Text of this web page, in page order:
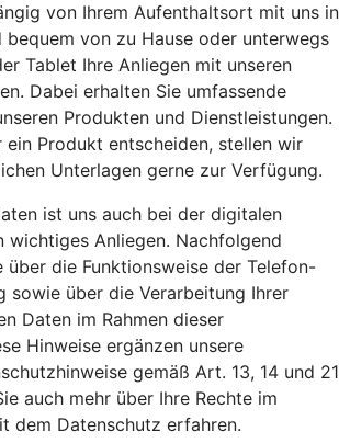
von Ihrem Aufenthaltsort mit uns in
von zu Hause oder unterwegs
Tablet Ihre Anliegen mit unseren
Dabei erhalten Sie umfassende
Produkten und Dienstleistungen.
ein Produkt entscheiden, stellen wir
Unterlagen gerne zur Verfügung.
ist uns auch bei der digitalen
wichtiges Anliegen. Nachfolgend
über die Funktionsweise der Telefon-
sowie über die Verarbeitung Ihrer
Daten im Rahmen dieser
Hinweise ergänzen unsere
gemäß Art. 13, 14 und 21
auch mehr über Ihre Rechte im
dem Datenschutz erfahren.